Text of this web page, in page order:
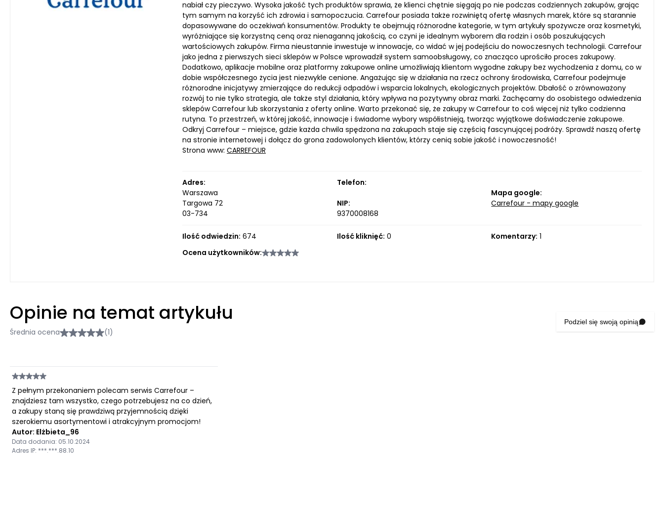
nabiał czy pieczywo. Wysoka jakość tych produktów sprawia, że klienci chętnie sięgają po nie podczas codziennych zakupów, grając
tym samym na korzyść ich zdrowia i samopoczucia. Carrefour posiada także rozwiniętą ofertę własnych marek, które są starannie
dopasowywane do oczekiwań konsumentów. Produkty te obejmują różnorodne kategorie, w tym artykuły spożywcze oraz kosmetyki,
wyróżniające się korzystną ceną oraz nienaganną jakością, co czyni je idealnym wyborem dla rodzin i osób poszukujących
wartościowych zakupów. Firma nieustannie inwestuje w innowacje, co widać w jej podejściu do nowoczesnych technologii. Carrefour
jako jedna z pierwszych sieci sklepów w Polsce wprowadził system samoobsługowy, co znacząco uprościło proces zakupowy.
Dodatkowo, aplikacje mobilne oraz platformy zakupowe online umożliwiają klientom wygodne zakupy bez wychodzenia z domu, co w
dobie współczesnego życia jest niezwykle cenione. Angażując się w działania na rzecz ochrony środowiska, Carrefour podejmuje
różnorodne inicjatywy zmierzające do redukcji odpadów i wsparcia lokalnych, ekologicznych projektów. Dbałość o zrównoważony
rozwój to nie tylko strategia, ale także styl działania, który wpływa na pozytywny obraz marki. Zachęcamy do osobistego odwiedzenia
sklepów Carrefour lub skorzystania z oferty online. Warto przekonać się, że zakupy w Carrefour to coś więcej niż tylko codzienna
rutyna. To przestrzeń, w której jakość, innowacje i świadome wybory współistnieją, tworząc wyjątkowe doświadczenie zakupowe.
Odkryj Carrefour – miejsce, gdzie każda chwila spędzona na zakupach staje się częścią fascynującej podróży. Sprawdź naszą ofertę
na stronie internetowej i dołącz do grona zadowolonych klientów, którzy cenią sobie jakość i nowoczesność!
Strona www: CARREFOUR
Adres:
Warszawa
Targowa 72
03-734
Telefon:
NIP:
9370008168
Mapa google:
Carrefour - mapy google
Ilość odwiedzin: 674 Ilość kliknięć: 0 Komentarzy: 1
Ocena użytkowników:
Opinie na temat artykułu
Średnia ocena (1)
Podziel się swoją opinią
Z pełnym przekonaniem polecam serwis Carrefour –
znajdziesz tam wszystko, czego potrzebujesz na co dzień,
a zakupy staną się prawdziwą przyjemnością dzięki
szerokiemu asortymentowi i atrakcyjnym promocjom!
Autor: Elżbieta_96
Data dodania: 05.10.2024
Adres IP: ***.***.88.10